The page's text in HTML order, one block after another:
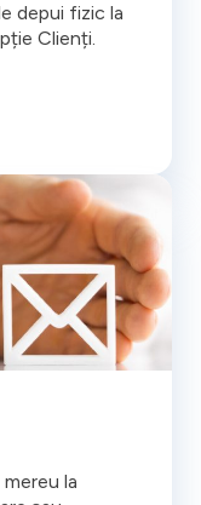
depui fizic la
Clienți.
la